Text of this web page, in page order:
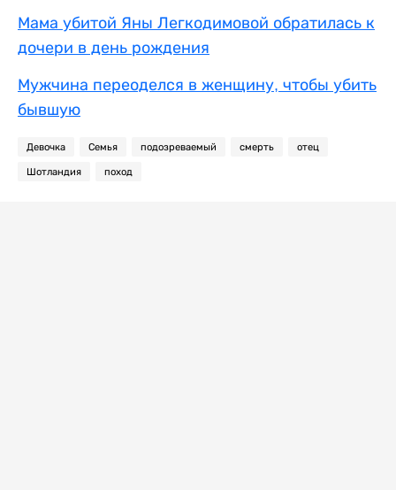
Мама убитой Яны Легкодимовой обратилась к
дочери в день рождения
Мужчина переоделся в женщину, чтобы убить
бывшую
Девочка Семья подозреваемый смерть отец
Шотландия поход